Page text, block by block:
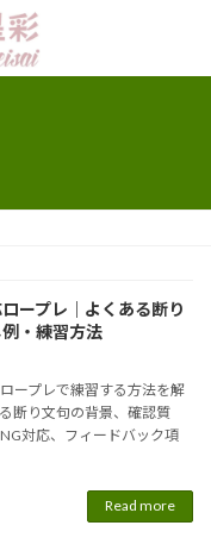
ープレ｜よくある断り
・練習方法
ープレで練習する方法を解
断り文句の背景、確認質
対応、フィードバック項
Read more